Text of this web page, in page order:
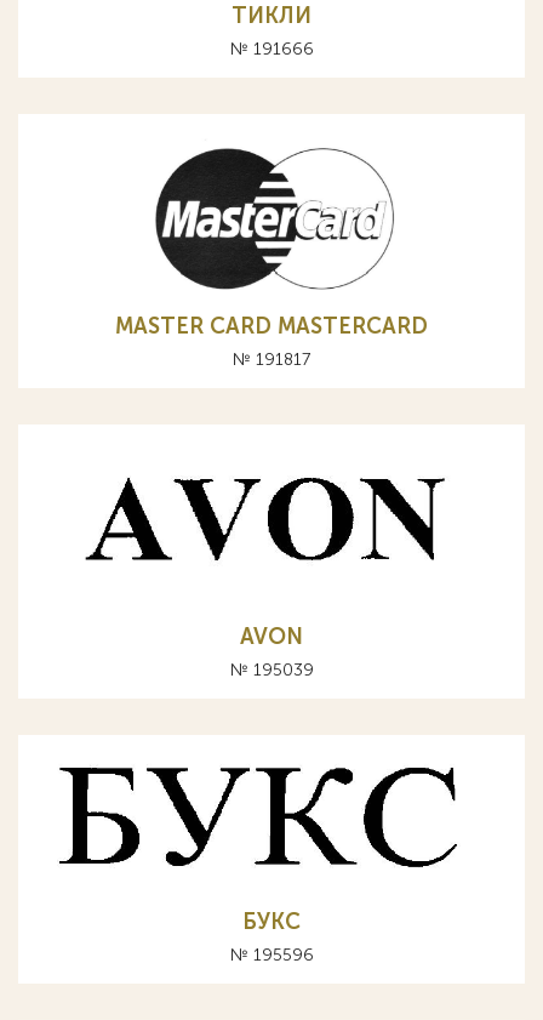
ТИКЛИ
№ 191666
MASTER CARD MASTERCARD
№ 191817
AVON
№ 195039
БУКС
№ 195596